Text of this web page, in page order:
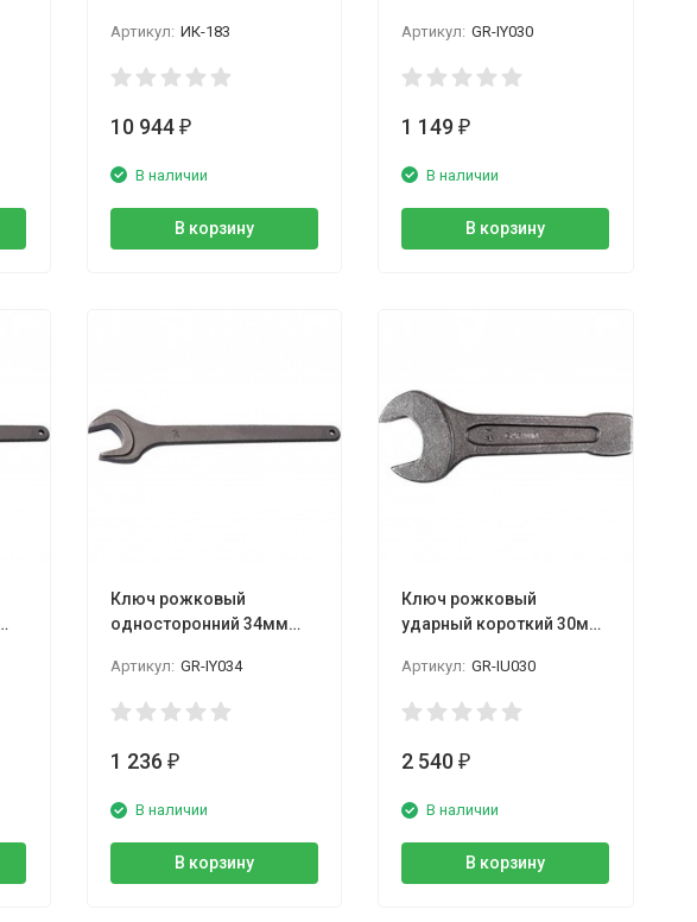
Артикул: ИК-183
10 944 ₽
В наличии
В корзину
Артикул: GR-IY030
1 149 ₽
В наличии
В корзину
Ключ рожковый
односторонний 34мм
Артикул: GR-IY034
1 236 ₽
В наличии
В корзину
Ключ рожковый
ударный короткий 30мм
Артикул: GR-IU030
2 540 ₽
В наличии
В корзину